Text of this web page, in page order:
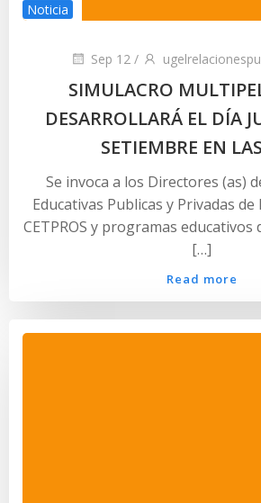
Noticia
Sep 12 /
SIMULACRO
DESARROLLARÁ EL DÍA
SETIEMBRE EN
Se invoca a los Directores (as)
Educativas Publicas y Privadas de
CETPROS y programas
[…]
Read more